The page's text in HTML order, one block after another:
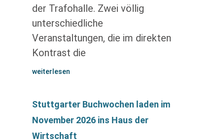
der Trafohalle. Zwei völlig
unterschiedliche
Veranstaltungen, die im direkten
Kontrast die
weiterlesen
Stuttgarter Buchwochen laden im
November 2026 ins Haus der
Wirtschaft